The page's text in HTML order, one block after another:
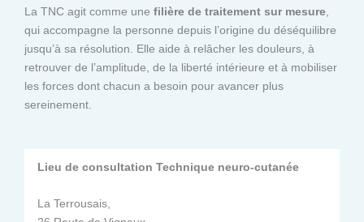
La TNC agit comme une filière de traitement sur mesure,
qui accompagne la personne depuis l’origine du déséquilibre
jusqu’à sa résolution. Elle aide à relâcher les douleurs, à
retrouver de l’amplitude, de la liberté intérieure et à mobiliser
les forces dont chacun a besoin pour avancer plus
sereinement.
Lieu de consultation Technique neuro-cutanée
La Terrousais,